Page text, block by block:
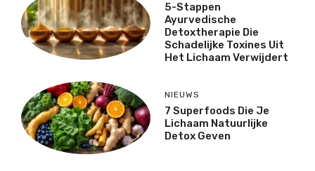
5-Stappen
Ayurvedische
Detoxtherapie Die
Schadelijke Toxines Uit
Het Lichaam Verwijdert
NIEUWS
7 Superfoods Die Je
Lichaam Natuurlijke
Detox Geven